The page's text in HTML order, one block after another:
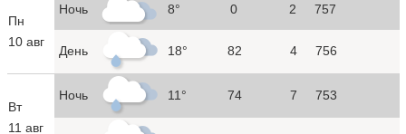
Пн
10 авг
Ночь 8° 0 2 757
День 18° 82 4 756
Вт
11 авг
Ночь 11° 74 7 753